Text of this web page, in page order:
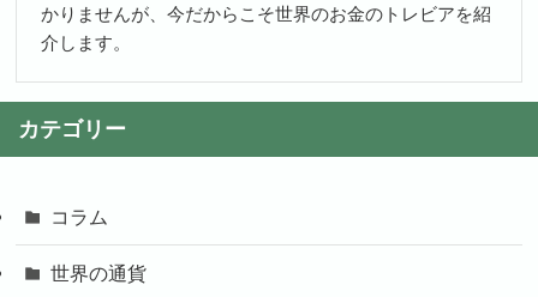
かりませんが、今だからこそ世界のお金のトレビアを紹
介します。
カテゴリー
コラム
世界の通貨